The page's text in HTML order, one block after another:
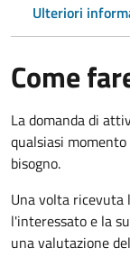
Ulteriori
Come
La domanda di
qualsiasi
bisogno.
Una volta ricevuta
l'interessato e la
una valutazione